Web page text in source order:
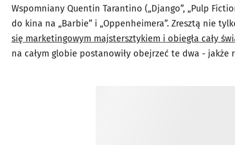
Wspomniany Quentin Tarantino („Django”, „Pulp
do kina na „Barbie” i „Oppenheimera”. Zresztą nie
się marketingowym majstersztykiem i obiegła cały
na całym globie postanowiły obejrzeć te dwa -